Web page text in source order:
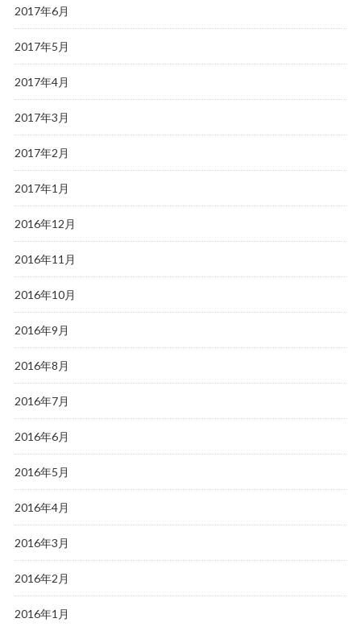
2017年6月
2017年5月
2017年4月
2017年3月
2017年2月
2017年1月
2016年12月
2016年11月
2016年10月
2016年9月
2016年8月
2016年7月
2016年6月
2016年5月
2016年4月
2016年3月
2016年2月
2016年1月